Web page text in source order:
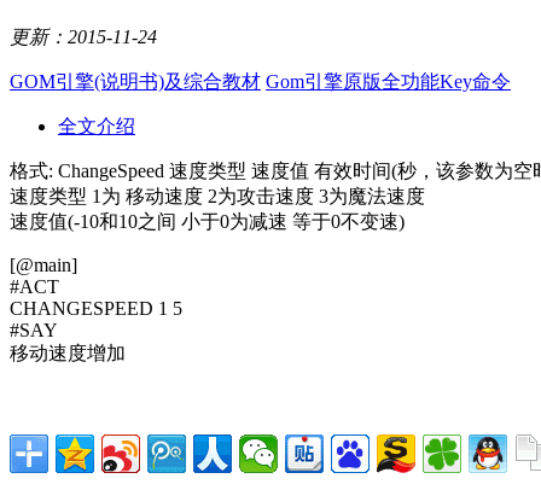
更新：2015-11-24
GOM引擎(说明书)及综合教材 Gom引擎原版全功能Key命令
全文介绍
格式: ChangeSpeed 速度类型 速度值 有效时间(秒，该参数为
速度类型 1为 移动速度 2为攻击速度 3为魔法速度
速度值(-10和10之间 小于0为减速 等于0不变速)
[@main]
#ACT
CHANGESPEED 1 5
#SAY
移动速度增加